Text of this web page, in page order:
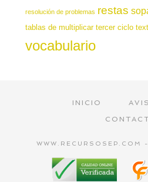
resolución de problemas restas
tablas de multiplicar tercer ciclo
vocabulario
INICIO
WWW.RECURSOSEP.COM